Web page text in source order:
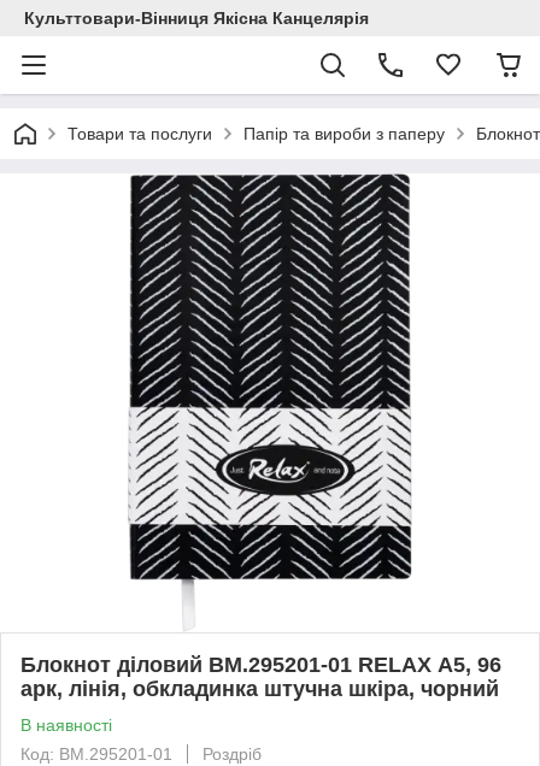
Культтовари-Вінниця Якісна Канцелярія
Товари та послуги Папір та вироби з паперу
Блокнот діловий BM.295201-01 RELAX А5, 96
арк, лінія, обкладинка штучна шкіра, чорний
В наявності
Код: BM.295201-01
Роздріб